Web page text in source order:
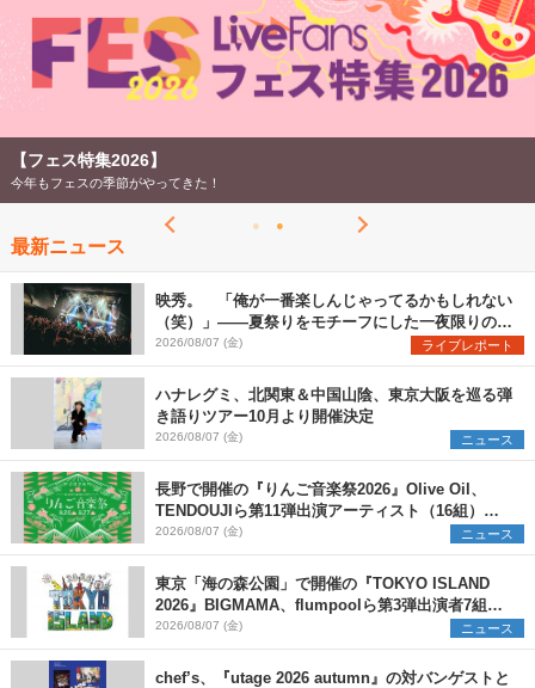
【フェス特集2026】
今年もフェスの季節がやってきた！
最新ニュース
映秀。 「俺が一番楽しんじゃってるかもしれない
（笑）」――夏祭りをモチーフにした一夜限りのス
ペシャルライブ『色祭』レポート
2026/08/07 (金) ライブレポート
ハナレグミ、北関東＆中国山陰、東京大阪を巡る弾
き語りツアー10月より開催決定
2026/08/07 (金) ニュース
長野で開催の『りんご音楽祭2026』Olive Oil、
TENDOUJIら第11弾出演アーティスト（16組）を
発表
2026/08/07 (金) ニュース
東京「海の森公園」で開催の『TOKYO ISLAND
2026』BIGMAMA、flumpoolら第3弾出演者7組を
発表 ワークショップ・アート出展者を募集
2026/08/07 (金) ニュース
chef’s、『utage 2026 autumn』の対バンゲストと